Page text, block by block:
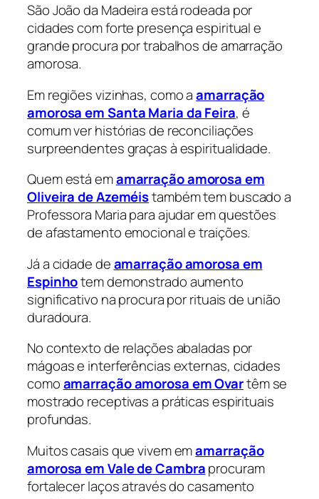
São João da Madeira está rodeada por
cidades com forte presença espiritual e
grande procura por trabalhos de amarração
amorosa.
Em regiões vizinhas, como aamarração
amorosa em Santa Maria da Feira, é
comum ver histórias de reconciliações
surpreendentes graças à espiritualidade.
Quem está emamarração amorosa em
Oliveira de Azeméistambém tem buscado a
Professora Maria para ajudar em questões
de afastamento emocional e traições.
Já a cidade deamarração amorosa em
Espinhotem demonstrado aumento
significativo na procura por rituais de união
duradoura.
No contexto de relações abaladas por
mágoas e interferências externas, cidades
comoamarração amorosa em Ovartêm se
mostrado receptivas a práticas espirituais
profundas.
Muitos casais que vivem emamarração
amorosa em Vale de Cambraprocuram
fortalecer laços através do casamento